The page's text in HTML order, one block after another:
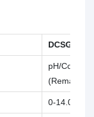
DCSG-2099
pH/
(Remarque
0-14.00pH